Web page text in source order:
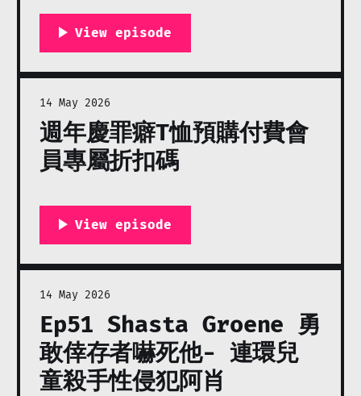
週年慶罪癖T恤預購付費會
員專屬折扣碼
14 May 2026
Ep51 Shasta Groene 勇
敢倖存者嚇死他- 連環兒
童殺手性侵犯阿肖
14 May 2026